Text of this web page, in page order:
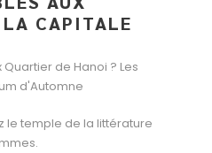
LA CAPITALE
le temple de la littérature